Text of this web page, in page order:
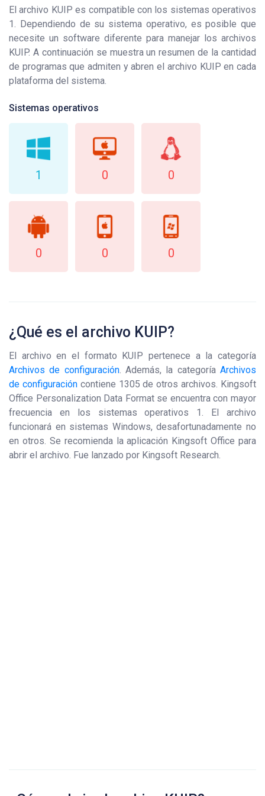
El archivo KUIP es compatible con los sistemas operativos
1. Dependiendo de su sistema operativo, es posible que
necesite un software diferente para manejar los archivos
KUIP. A continuación se muestra un resumen de la cantidad
de programas que admiten y abren el archivo KUIP en cada
plataforma del sistema.
Sistemas operativos
1 0 0
0 0 0
¿Qué es el archivo KUIP?
El archivo en el formato KUIP pertenece a la categoría
Archivos de configuración. Además, la categoríaArchivos
de configuracióncontiene 1305 de otros archivos. Kingsoft
Office Personalization Data Format se encuentra con mayor
frecuencia en los sistemas operativos 1. El archivo
funcionará en sistemas Windows, desafortunadamente no
en otros. Se recomienda la aplicación Kingsoft Office para
abrir el archivo. Fue lanzado por Kingsoft Research.